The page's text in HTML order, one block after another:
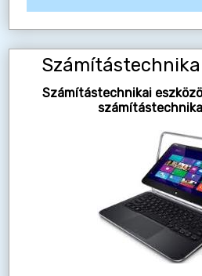
Számítástechnikai